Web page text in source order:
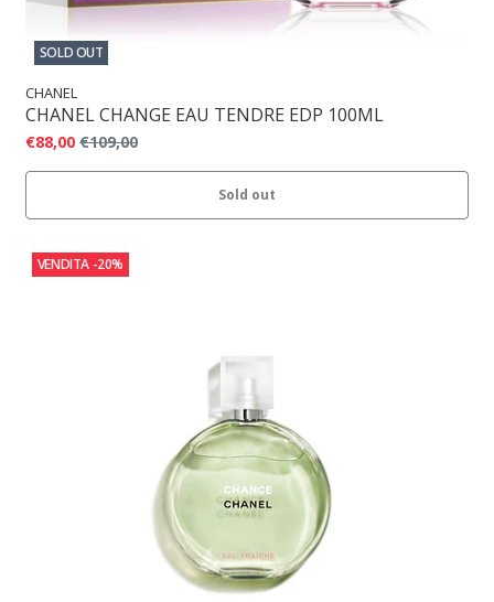
SOLD OUT
CHANEL
CHANEL CHANGE EAU TENDRE EDP 100ML
€88,00 €109,00
Sold out
VENDITA -20%